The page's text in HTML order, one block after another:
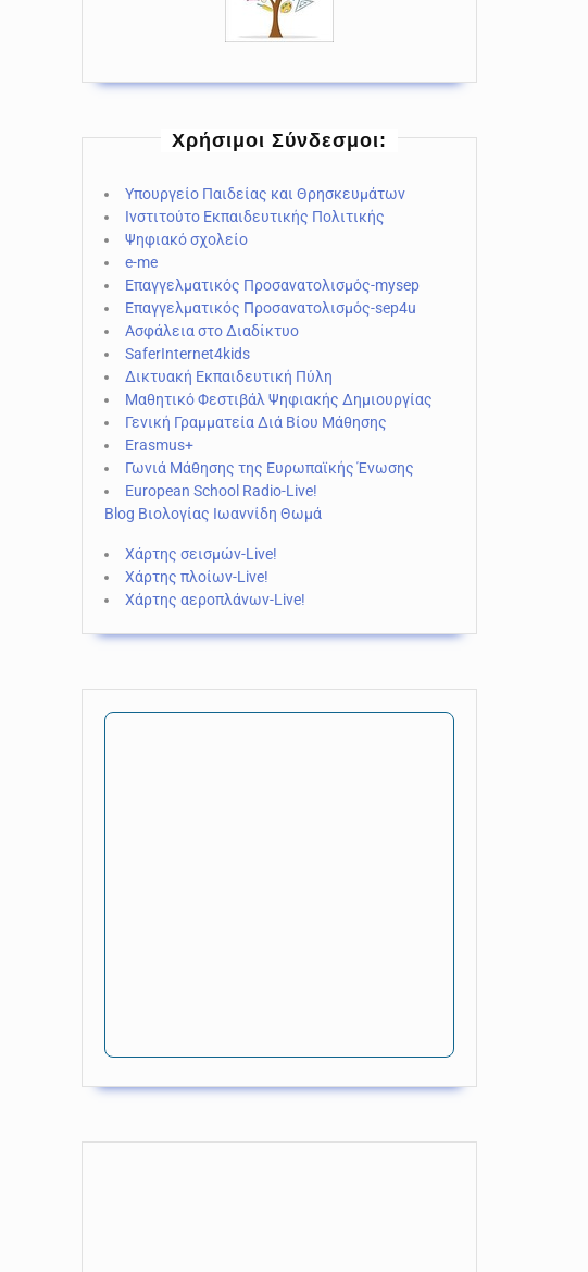
Χρήσιμοι Σύνδεσμοι:
Υπουργείο Παιδείας και Θρησκευμάτων
Ινστιτούτο Εκπαιδευτικής Πολιτικής
Ψηφιακό σχολείο
e-me
Επαγγελματικός Προσανατολισμός-mysep
Επαγγελματικός Προσανατολισμός-sep4u
Ασφάλεια στο Διαδίκτυο
SaferInternet4kids
Δικτυακή Εκπαιδευτική Πύλη
Μαθητικό Φεστιβάλ Ψηφιακής Δημιουργίας
Γενική Γραμματεία Διά Βίου Μάθησης
Erasmus+
Γωνιά Μάθησης της Ευρωπαϊκής Ένωσης
European School Radio-Live!
Blog Βιολογίας Ιωαννίδη Θωμά
Χάρτης σεισμών-Live!
Χάρτης πλοίων-Live!
Χάρτης αεροπλάνων-Live!